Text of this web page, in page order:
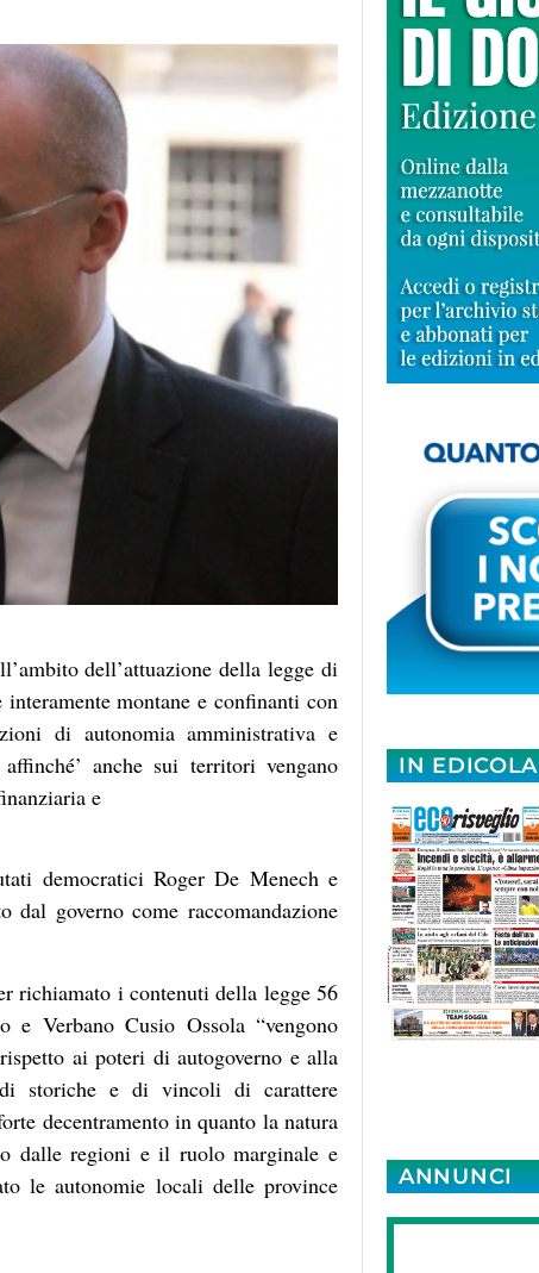
dell’attuazione della legge di
montane e confinanti con
di autonomia amministrativa e
anche sui territori vengano
e
democratici Roger De Menech e
governo come raccomandazione
richiamato i contenuti della legge 56
Verbano Cusio Ossola “vengono
ai poteri di autogoverno e alla
storiche e di vincoli di carattere
decentramento in quanto la natura
dalle regioni e il ruolo marginale e
le autonomie locali delle province
IN EDICOLA
ANNUNCI